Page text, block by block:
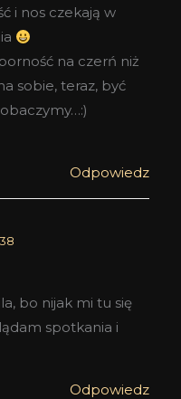
i nos czekają w
na czerń niż
sobie, teraz, być
Odpowiedz
bo nijak mi tu się
spotkania i
Odpowiedz